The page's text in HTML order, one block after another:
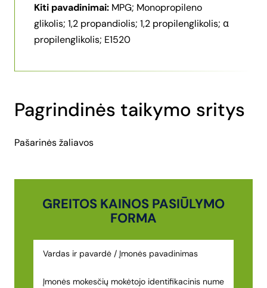
Kiti pavadinimai: MPG; Monopropileno
glikolis; 1,2 propandiolis; 1,2 propilenglikolis; α
propilenglikolis; E1520
Pagrindinės taikymo sritys
Pašarinės žaliavos
GREITOS KAINOS PASIŪLYMO
FORMA